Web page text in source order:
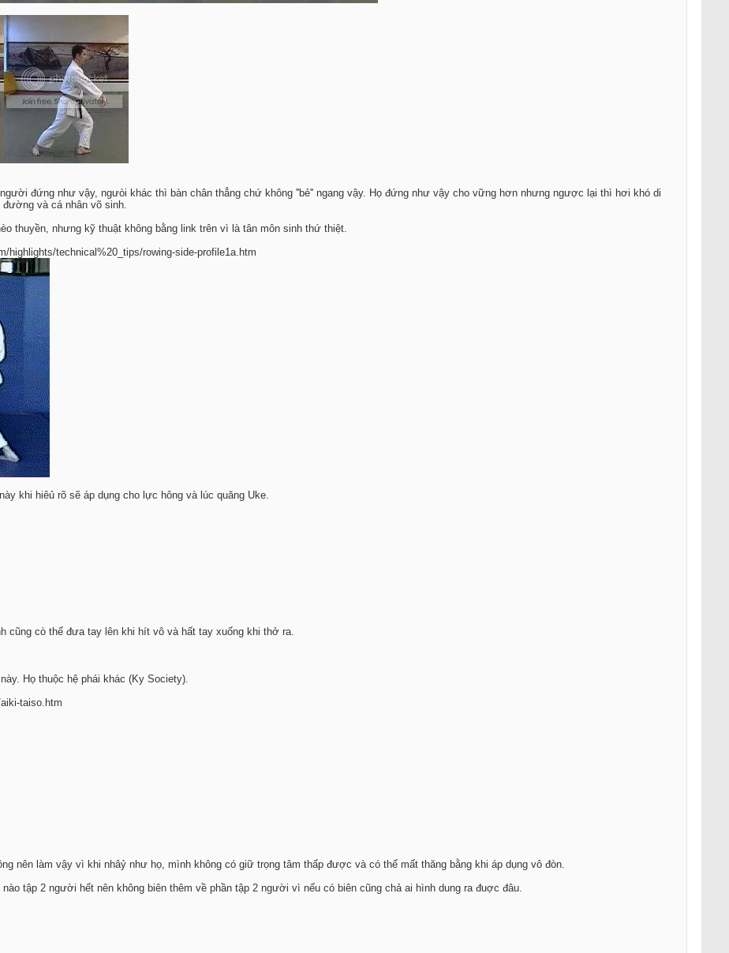
đứng như vậy, ngưòi khác thì bàn chân thẳng chứ không ''bẻ'' ngang vậy. Họ đứng như vậy cho vững hơn nhưng ngược lại thì hơi khó di
và cá nhân võ sinh.
thuyền, nhưng kỹ thuật không bằng link trên vì là tân môn sinh thứ thiệt.
highlights/technical%20_tips/rowing-side-profile1a.htm
khi hiêủ rõ sẽ áp dụng cho lực hông và lúc quăng Uke.
cũng cò thể đưa tay lên khi hít vô và hất tay xuống khi thở ra.
Họ thuộc hệ phái khác (Ky Society).
taiso.htm
nên làm vậy vì khi nhâỷ như họ, mình không có giữ trọng tâm thấp được và có thể mất thăng bằng khi áp dụng vô đòn.
tập 2 người hết nên không biên thêm về phần tập 2 người vì nếu có biên cũng chả ai hình dung ra đuợc đâu.